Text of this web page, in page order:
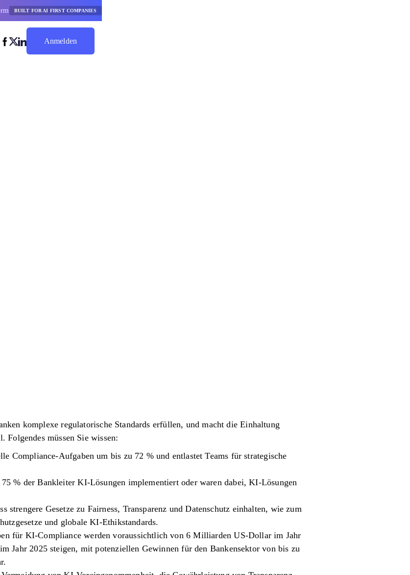
BUILT FOR AI FIRST COMPANIES
Anmelden
komplexe regulatorische Standards erfüllen, und macht die Einhaltung
Folgendes müssen Sie wissen:
Compliance-Aufgaben um bis zu 72 % und entlastet Teams für strategische
% der Bankleiter KI-Lösungen implementiert oder waren dabei, KI-Lösungen
strengere Gesetze zu Fairness, Transparenz und Datenschutz einhalten, wie zum
und globale KI-Ethikstandards.
für KI-Compliance werden voraussichtlich von 6 Milliarden US-Dollar im Jahr
Jahr 2025 steigen, mit potenziellen Gewinnen für den Bankensektor von bis zu